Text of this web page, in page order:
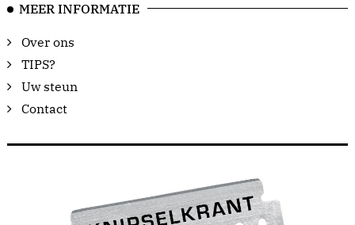
MEER INFORMATIE
Over ons
TIPS?
Uw steun
Contact